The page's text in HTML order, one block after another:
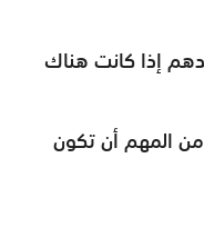
إذا كانت هناك
من المهم أن تكون